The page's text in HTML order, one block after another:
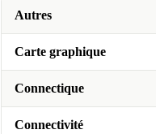
Autres
Carte graphique
Connectique
Connectivité